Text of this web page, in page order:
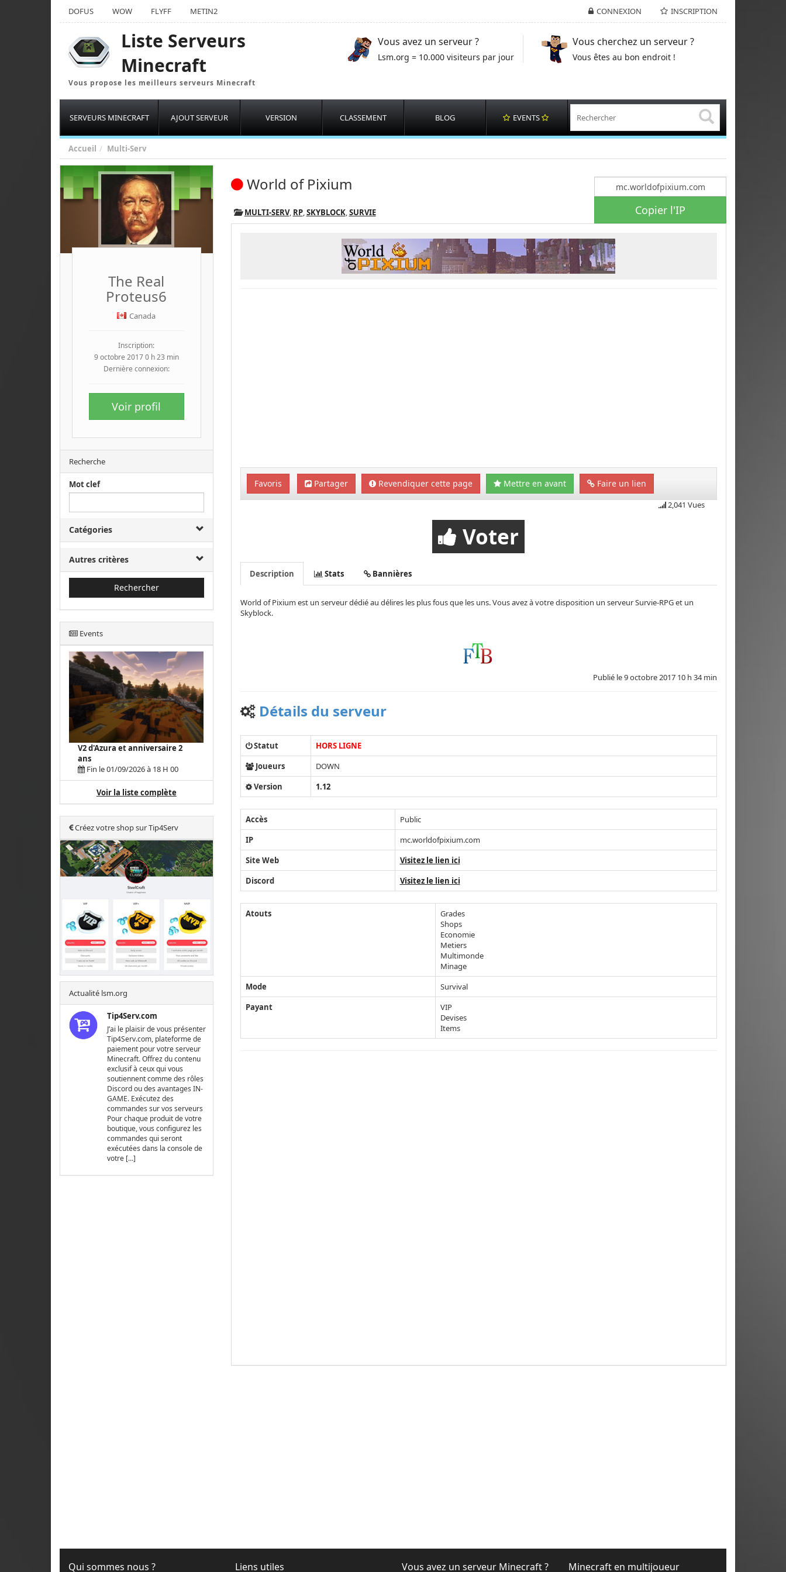
CONNEXION INSCRIPTION
DOFUS WOW FLYFF METIN2
Liste Serveurs
Minecraft
Vous propose les meilleurs serveurs Minecraft
Vous avez un serveur ?
Lsm.org = 10.000 visiteurs par jour
Vous cherchez un serveur ?
Vous êtes au bon endroit !
SERVEURS MINECRAFT AJOUT SERVEUR VERSION CLASSEMENT BLOG EVENTS
Accueil Multi-Serv
The Real
Proteus6
Canada
Inscription:
9 octobre 2017 0 h 23 min
Dernière connexion:
Voir profil
Recherche
Mot clef
Catégories
Autres critères
Rechercher
Events
V2 d'Azura et anniversaire 2
ans
Fin le 01/09/2026 à 18 H 00
Voir la liste complète
Créez votre shop sur Tip4Serv
Actualité lsm.org
Tip4Serv.com
J’ai le plaisir de vous présenter
Tip4Serv.com, plateforme de
paiement pour votre serveur
Minecraft. Offrez du contenu
exclusif à ceux qui vous
soutiennent comme des rôles
Discord ou des avantages IN-
GAME. Exécutez des
commandes sur vos serveurs
Pour chaque produit de votre
boutique, vous configurez les
commandes qui seront
exécutées dans la console de
votre […]
Copier l'IP
World of Pixium
MULTI-SERV, RP,SKYBLOCK,SURVIE
Favoris Partager Revendiquer cette page Mettre en avant Faire un lien
2,041 Vues
Voter
Description Stats Bannières
World of Pixium est un serveur dédié au délires les plus fous que les uns. Vous avez à votre disposition un serveur Survie-RPG et un
Skyblock.
Publié le9 octobre 2017 10 h 34 min
Détails du serveur
Statut
HORS LIGNE
Joueurs
DOWN
Version
1.12
Accès
Public
IP
mc.worldofpixium.com
Site Web
Visitez le lien ici
Discord
Visitez le lien ici
Atouts
Grades
Shops
Economie
Metiers
Multimonde
Minage
Mode
Survival
Payant
VIP
Devises
Items
Qui sommes nous ? Liens utiles Vous avez un serveur Minecraft ? Minecraft en multijoueur